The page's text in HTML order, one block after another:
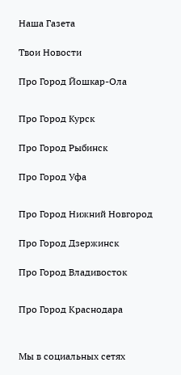
Наша Газета
Твои Новости
Про Город Йошкар-Ола
Про Город Курск
Про Город Рыбинск
Про Город Уфа
Про Город Нижний Новгород
Про Город Дзержинск
Про Город Владивосток
Про Город Краснодара
Мы в социальных сетях